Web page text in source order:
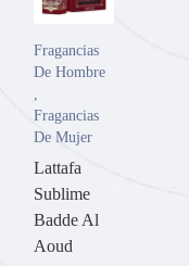
Fragancias
De Hombre
Fragancias
De Mujer
Lattafa
Sublime
Badde Al
Aoud